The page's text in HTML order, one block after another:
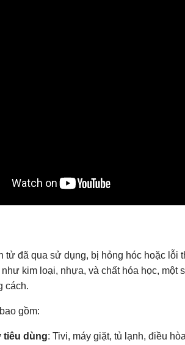
tử đã qua sử dụng, bị hỏng hóc hoặc
kim loại, nhựa, và chất hóa học,
cách.
gồm:
tiêu dùng: Tivi, máy giặt, tủ lạnh, điều